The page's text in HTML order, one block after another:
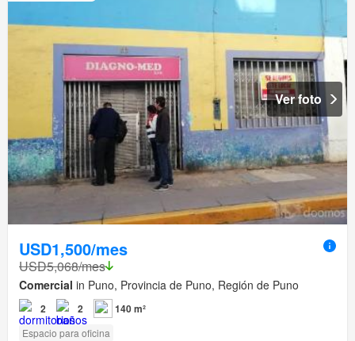
Ver foto
USD1,500/mes
USD5,068/mes
Comercial in Puno, Provincia de Puno, Región de Puno
2 2 140 m²
Espacio para oficina